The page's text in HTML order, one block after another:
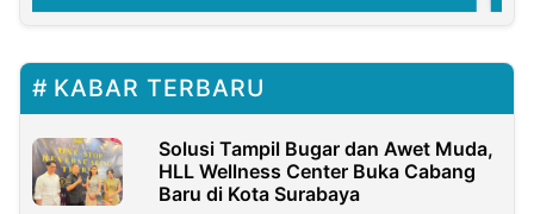
KABAR TERBARU
Solusi Tampil Bugar dan Awet Muda,
HLL Wellness Center Buka Cabang
Baru di Kota Surabaya